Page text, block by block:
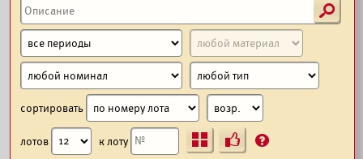
s
сортировать
лотов к лоту Ъ ?